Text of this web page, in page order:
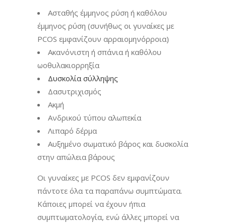
Ασταθής έμμηνος ρύση ή καθόλου
έμμηνος ρύση (συνήθως οι γυναίκες με
PCOS εμφανίζουν αρραιομηνόρροια)
Ακανόνιστη ή σπάνια ή καθόλου
ωοθυλακιορρηξία
Δυσκολία σύλληψης
Δασυτριχισμός
Ακμή
Ανδρικού τύπου αλωπεκία
Λιπαρό δέρμα
Αυξημένο σωματικό βάρος και δυσκολία
στην απώλεια βάρους
Οι γυναίκες με PCOS δεν εμφανίζουν
πάντοτε όλα τα παραπάνω συμπτώματα.
Κάποιες μπορεί να έχουν ήπια
συμπτωματολογία, ενώ άλλες μπορεί να